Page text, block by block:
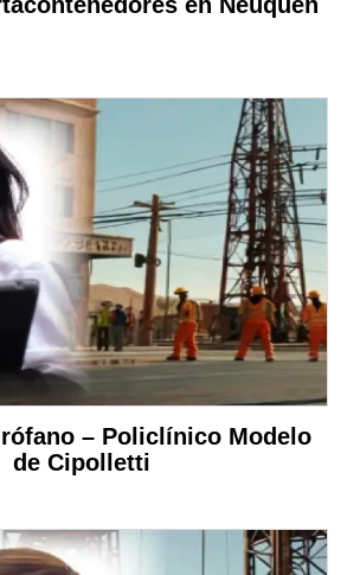
– Policlínico Modelo
de Cipolletti